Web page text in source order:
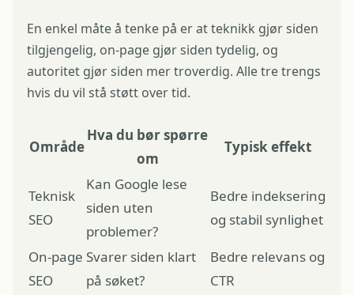
En enkel måte å tenke på er at teknikk gjør siden
tilgjengelig, on-page gjør siden tydelig, og
autoritet gjør siden mer troverdig. Alle tre trengs
hvis du vil stå støtt over tid.
Område
Hva du bør spørre
om
Typisk effekt
Teknisk
SEO
Kan Google lese
siden uten
problemer?
Bedre indeksering
og stabil synlighet
On-page
SEO
Svarer siden klart
på søket?
Bedre relevans og
CTR